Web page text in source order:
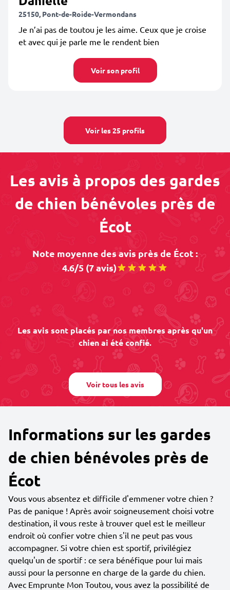
25150, Pont-de-Roide-Vermondans
Je n’ai pas de toutou je les aime. Ceux que je croise
et avec qui je parle me le rendent bien
Voir son profil
Voir les 25 profils
Les avis à propos des gardes
de chien bénévoles près de
Écot
Note moyenne des avis près de Écot :
4.6/5 (7 avis)
Les avis sont placés par nos membres après qu'un
chien ai été confié.
Voir tous les avis
Informations sur les gardes
de chien bénévoles près de
Écot
Vous vous absentez et difficile d'emmener votre chien ?
Pas de panique ! Après avoir soigneusement choisi votre
destination, il vous reste à trouver quel est le meilleur
endroit où confier votre chien s'il ne peut pas vous
accompagner. Si votre chien est sportif, privilégiez
quelqu'un de sportif : ce sera bénéfique pour lui mais
aussi pour la personne en charge de la garde du chien.
Avec Emprunte Mon Toutou, vous avez la possibilité de